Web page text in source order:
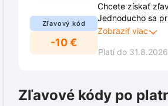
Zľavový kód
-10 €
Chcete získať
Jednoducho sa
a získajte zľavu -
Zobraziť viac
Platí do 31.8.2026
Zľavové kódy po